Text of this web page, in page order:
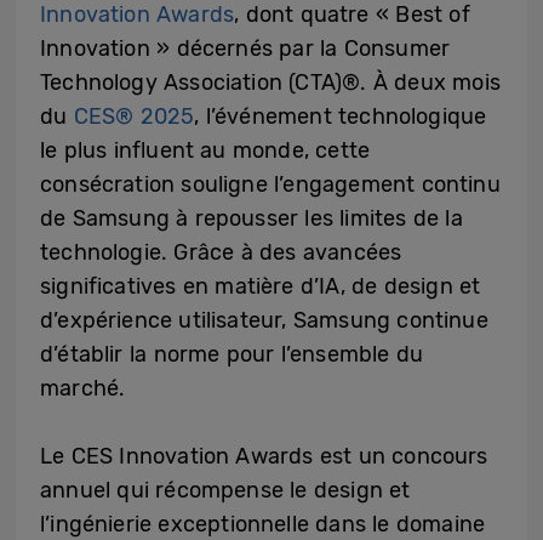
Innovation Awards, dont quatre « Best of
Innovation » décernés par la Consumer
Technology Association (CTA)®. À deux mois
du CES® 2025, l’événement technologique
le plus influent au monde, cette
consécration souligne l’engagement continu
de Samsung à repousser les limites de la
technologie. Grâce à des avancées
significatives en matière d’IA, de design et
d’expérience utilisateur, Samsung continue
d’établir la norme pour l’ensemble du
marché.
Le CES Innovation Awards est un concours
annuel qui récompense le design et
l’ingénierie exceptionnelle dans le domaine